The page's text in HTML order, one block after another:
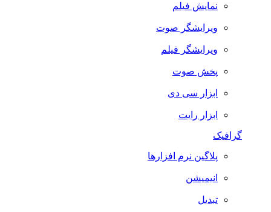
نمایش فیلم
ویرایشگر صوت
ویرایشگر فیلم
پخش صوت
ابزار سی دی
ابزار رایت
گرافیک
پلاگین نرم افزارها
انیمیشن
تبدیل